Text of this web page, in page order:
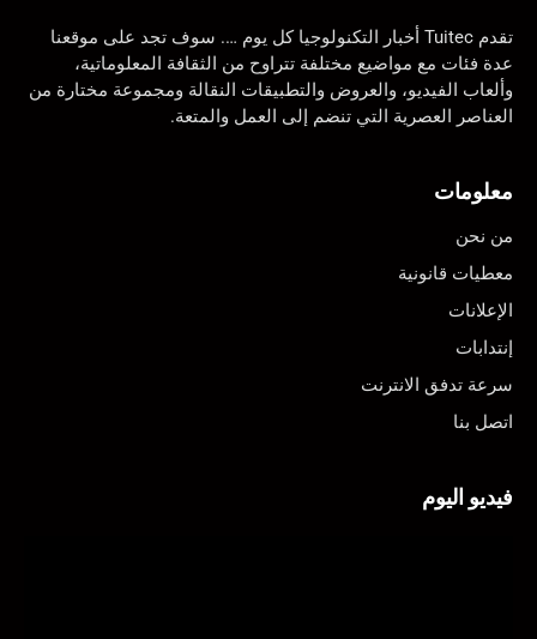
تقدم Tuitec أخبار التكنولوجيا كل يوم …. سوف تجد على موقعنا
عدة فئات مع مواضيع مختلفة تتراوح من الثقافة المعلوماتية،
وألعاب الفيديو، والعروض والتطبيقات النقالة ومجموعة مختارة من
العناصر العصرية التي تنضم إلى العمل والمتعة.
معلومات
من نحن
معطيات قانونية
الإعلانات
إنتدابات
سرعة تدفق الانترنت
اتصل بنا
فيديو اليوم